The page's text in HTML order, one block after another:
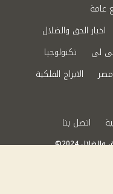
عامة
اخبار الحق والضلال
لى
تكنولوجيا
الابراج الفلكية
اتصل بنا